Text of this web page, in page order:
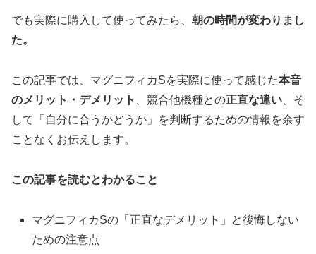
でも実際に購入して使ってみたら、 朝の時間が変わりまし
た。
この記事では、マグニフィカSを実際に使って感じた本音
のメリット・デメリット
、競合他機種との正直な違い 、そ
して「自分に合うかどうか」を判断するための情報を余す
ことなくお伝えします。
この記事を読むとわかること
マグニフィカSの「正直なデメリット」と後悔しない
ための注意点